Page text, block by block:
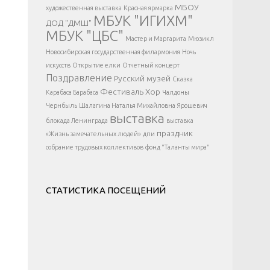
</div >
художественная выставка Красная ярмарка МБОУ
ДОД "ДМШ" МБУК "ИГИХМ"
МБУК "ЦБС" Мастер и Маргарита Мюзикл
Новосибирская государственная филармония Ночь
искусств Открытие елки Отчетный концерт
Поздравление Русский музей Сказка
Карабаса Барабаса ФестивальХор Чалдоны
Чернбыль Шалагина Наталья Михайловна Ярошевич
блокада Ленинграда выставка выставка
«Жизнь замечательных людей» дпи праздник
собрание трудовых коллективов фонд "Таланты мира"
СТАТИСТИКА ПОСЕЩЕНИЙ